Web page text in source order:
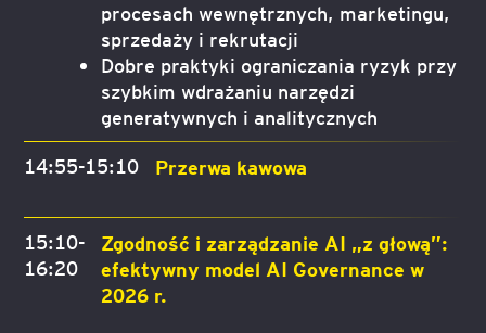
procesach wewnętrznych, marketingu,
sprzedaży i rekrutacji
Dobre praktyki ograniczania ryzyk przy
szybkim wdrażaniu narzędzi
generatywnych i analitycznych
14:55-15:10
Przerwa kawowa
15:10-
16:20
Zgodność i zarządzanie AI „z głową”:
efektywny model AI Governance w
2026 r.